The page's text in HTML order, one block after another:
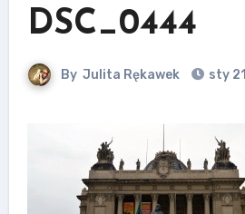
DSC_0444
By Julita Rękawek sty